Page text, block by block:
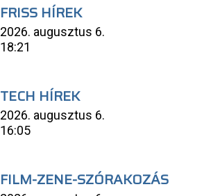
FRISS HÍREK
2026. augusztus 6.
18:21
TECH HÍREK
2026. augusztus 6.
16:05
FILM-ZENE-SZÓRAKOZÁS